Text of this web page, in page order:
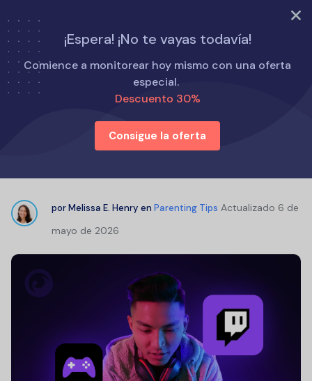
PRUEBA AHORA
¡Espera! ¡No te vayas todavía!
Comience a monitorear hoy mismo con una oferta
especial.
Descuento 30%
Consigue la oferta
Inicio
Consejos para padres
¿Es Twitch seguro para mi hijo? Reseña de Twitch para
padres
¿Es Twitch seguro para mi hijo?
porMelissa E. Henry en Parenting Tips Actualizado 6 de
mayo de 2026